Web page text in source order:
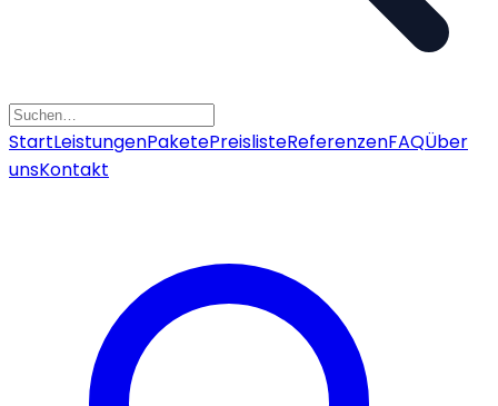
StartLeistungenPaketePreislisteReferenzenFAQÜber
unsKontakt